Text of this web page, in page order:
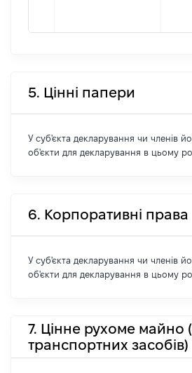
5. Цінні папери
У суб'єкта декларування чи членів
об'єкти для декларування в цьому
6. Корпоративні права
У суб'єкта декларування чи членів
об'єкти для декларування в цьому
7. Цінне рухоме майно
транспортних засобів)